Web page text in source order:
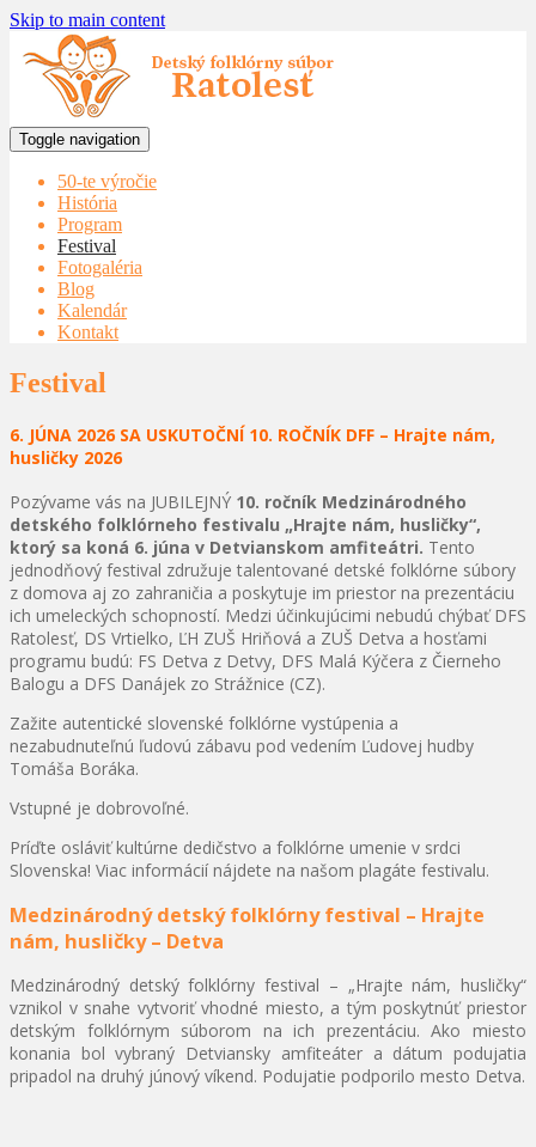
Skip to main content
Toggle navigation
50-te výročie
História
Program
Festival
Fotogaléria
Blog
Kalendár
Kontakt
Festival
6. JÚNA 2026 SA USKUTOČNÍ 10. ROČNÍK DFF – Hrajte nám,
husličky 2026
Pozývame vás na JUBILEJNÝ 10. ročník Medzinárodného
detského folklórneho festivalu „Hrajte nám, husličky“,
ktorý sa koná 6. júna v Detvianskom amfiteátri. Tento
jednodňový festival združuje talentované detské folklórne súbory
z domova aj zo zahraničia a poskytuje im priestor na prezentáciu
ich umeleckých schopností. Medzi účinkujúcimi nebudú chýbať DFS
Ratolesť, DS Vrtielko, ĽH ZUŠ Hriňová a ZUŠ Detva a hosťami
programu budú: FS Detva z Detvy, DFS Malá Kýčera z Čierneho
Balogu a DFS Danájek zo Strážnice (CZ).
Zažite autentické slovenské folklórne vystúpenia a
nezabudnuteľnú ľudovú zábavu pod vedením Ľudovej hudby
Tomáša Boráka.
Vstupné je dobrovoľné.
Príďte osláviť kultúrne dedičstvo a folklórne umenie v srdci
Slovenska! Viac informácií nájdete na našom plagáte festivalu.
Medzinárodný detský folklórny festival – Hrajte
nám, husličky – Detva
Medzinárodný detský folklórny festival – „Hrajte nám, husličky“
vznikol v snahe vytvoriť vhodné miesto, a tým poskytnúť priestor
detským folklórnym súborom na ich prezentáciu. Ako miesto
konania bol vybraný Detviansky amfiteáter a dátum podujatia
pripadol na druhý júnový víkend. Podujatie podporilo mesto Detva.